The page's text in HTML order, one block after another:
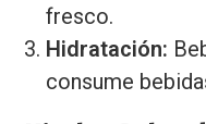
fresco.
Hidratación:
consume